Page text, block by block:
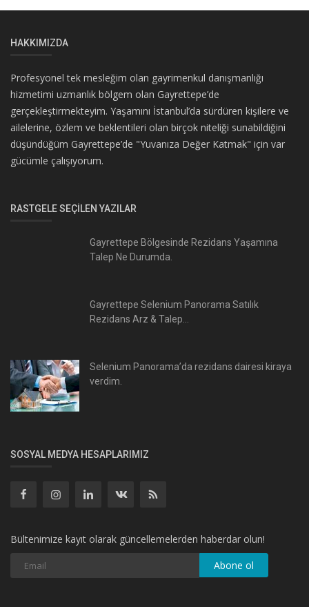
HAKKIMIZDA
Profesyonel tek mesleğim olan gayrimenkul danışmanlığı
hizmetimi uzmanlık bölgem olan Gayrettepe’de
gerçekleştirmekteyim. Yaşamını İstanbul’da sürdüren kişilere ve
ailelerine, özlem ve beklentileri olan birçok niteliği sunabildiğini
düşündüğüm Gayrettepe’de "Yuvanıza Değer Katmak" için var
gücümle çalışıyorum.
RASTGELE SEÇILEN YAZILAR
Gayrettepe Bölgesinde Rezidans Yaşamına
Talep Ne Durumda.
Gayrettepe Selenium Panorama Satılık
Rezidans Arz & Talep...
Selenium Panorama’da rezidans dairesi kiraya
verdim.
SOSYAL MEDYA HESAPLARIMIZ
Bültenimize kayıt olarak güncellemelerden haberdar olun!
Abone ol